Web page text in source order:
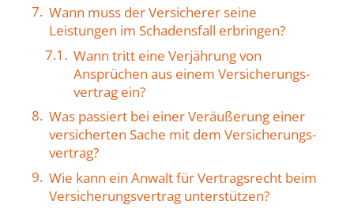
Wann muss der Versicherer seine
Leistungen im Schadensfall erbringen?
Wann tritt eine Verjährung von
Ansprüchen aus einem Versicherungs­
vertrag ein?
Was passiert bei einer Veräußerung einer
versicherten Sache mit dem Versicherungs­
vertrag?
Wie kann ein Anwalt für Vertragsrecht beim
Versicherungs­vertrag unterstützen?